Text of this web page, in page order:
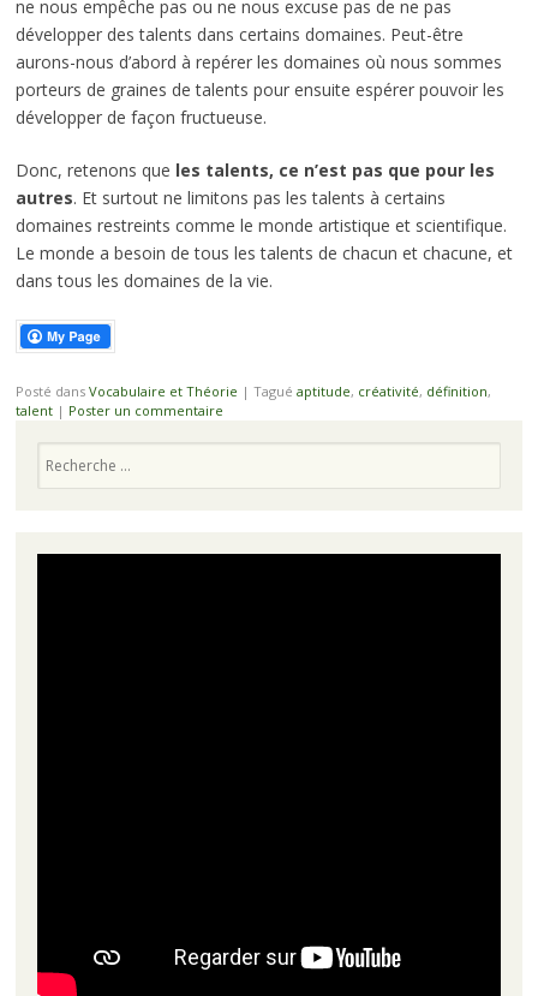
ne nous empêche pas ou ne nous excuse pas de ne pas
développer des talents dans certains domaines. Peut-être
aurons-nous d’abord à repérer les domaines où nous sommes
porteurs de graines de talents pour ensuite espérer pouvoir les
développer de façon fructueuse.
Donc, retenons que les talents, ce n’est pas que pour les
autres. Et surtout ne limitons pas les talents à certains
domaines restreints comme le monde artistique et scientifique.
Le monde a besoin de tous les talents de chacun et chacune, et
dans tous les domaines de la vie.
Posté dans Vocabulaire et Théorie | Tagué aptitude, créativité, définition,
talent | Poster un commentaire